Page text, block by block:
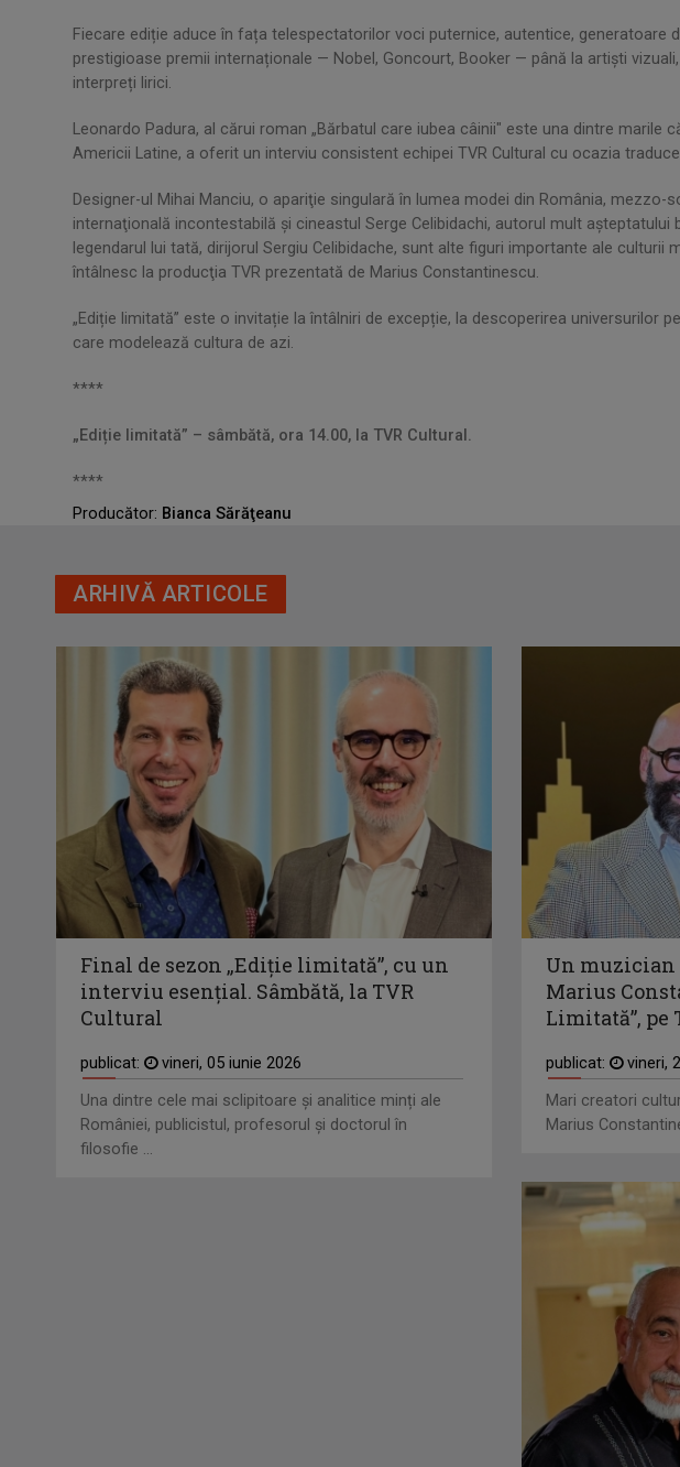
Fiecare ediție aduce în fața telespectatorilor voci puternice, autentice, generatoare
prestigioase premii internaționale — Nobel, Goncourt, Booker — până la artiști
interpreți lirici.
Leonardo Padura, al cărui roman „Bărbatul care iubea câinii" este una dintre marile
Americii Latine, a oferit un interviu consistent echipei TVR Cultural cu ocazia
Designer-ul Mihai Manciu, o apariţie singulară în lumea modei din România, mezzo-
internaţională incontestabilă şi cineastul Serge Celibidachi, autorul mult aşteptatului
legendarul lui tată, dirijorul Sergiu Celibidache, sunt alte figuri importante ale culturii
întâlnesc la producţia TVR prezentată de Marius Constantinescu.
„Ediție limitată” este o invitație la întâlniri de excepție, la descoperirea universurilor
care modelează cultura de azi.
****
„Ediție limitată” – sâmbătă, ora 14.00, la TVR Cultural.
****
Producător: Bianca Sărăţeanu
ARHIVĂ ARTICOLE
Final de sezon „Ediţie limitată”, cu un
interviu esențial. Sâmbătă, la TVR
Cultural
publicat:
vineri, 05 iunie 2026
Una dintre cele mai sclipitoare şi analitice minți ale
României, publicistul, profesorul și doctorul în
filosofie ...
Un
Marius
Limitată”, pe
publicat:
vineri,
Mari creatori
Marius